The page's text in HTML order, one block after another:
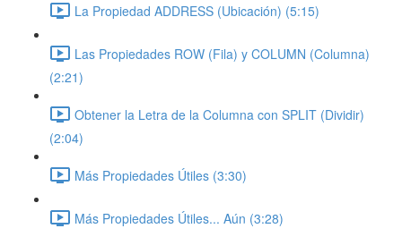
La Propiedad ADDRESS (Ubicación) (5:15)
Las Propiedades ROW (Fila) y COLUMN (Columna)
(2:21)
Obtener la Letra de la Columna con SPLIT (Dividir)
(2:04)
Más Propiedades Útiles (3:30)
Más Propiedades Útiles... Aún (3:28)